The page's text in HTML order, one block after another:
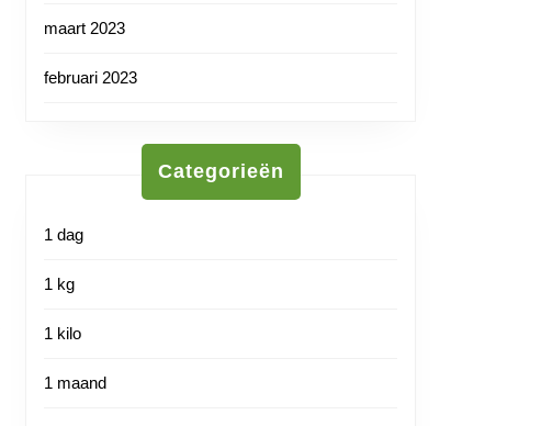
maart 2023
februari 2023
Categorieën
1 dag
1 kg
1 kilo
1 maand